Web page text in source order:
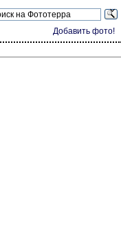
Добавить фото!